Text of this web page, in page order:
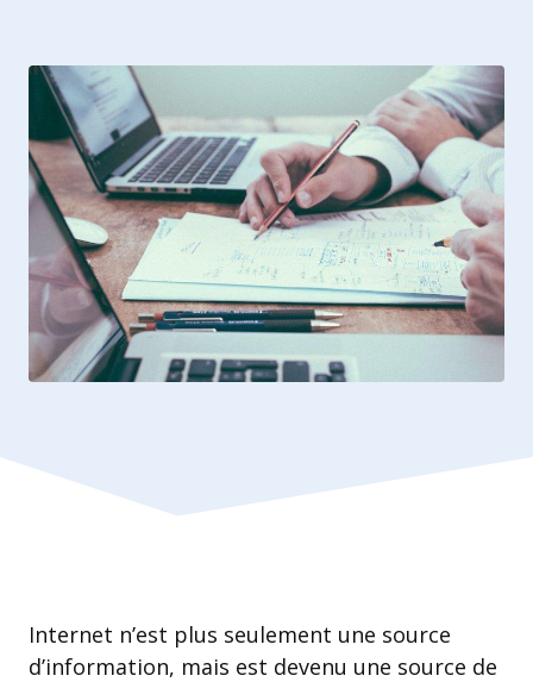
Internet n’est plus seulement une source
d’information, mais est devenu une source de